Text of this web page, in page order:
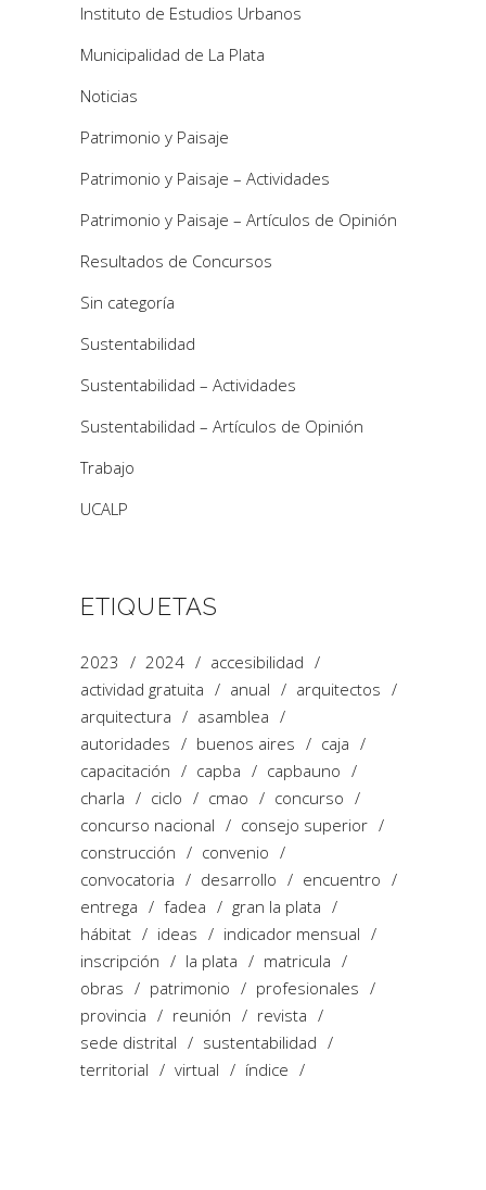
Instituto de Estudios Urbanos
Municipalidad de La Plata
Noticias
Patrimonio y Paisaje
Patrimonio y Paisaje – Actividades
Patrimonio y Paisaje – Artículos de Opinión
Resultados de Concursos
Sin categoría
Sustentabilidad
Sustentabilidad – Actividades
Sustentabilidad – Artículos de Opinión
Trabajo
UCALP
ETIQUETAS
2023 2024
accesibilidad
actividad gratuita
anual
arquitectos
arquitectura
asamblea
autoridades
buenos aires
caja
capacitación
capba
capbauno
charla
ciclo cmao
concurso
concurso nacional
consejo superior
construcción
convenio
convocatoria
desarrollo
encuentro
entrega
fadea
gran la plata
hábitat
ideas
indicador mensual
inscripción
la plata
matricula
obras
patrimonio
profesionales
provincia
reunión
revista
sede distrital
sustentabilidad
territorial
virtual índice